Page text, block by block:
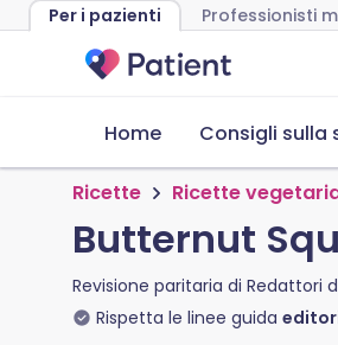
Per i pazienti Professionisti
Home Consigli sulla
Ricette Ricette
Butternut
Revisione paritaria di Redattori
Rispetta le linee guida